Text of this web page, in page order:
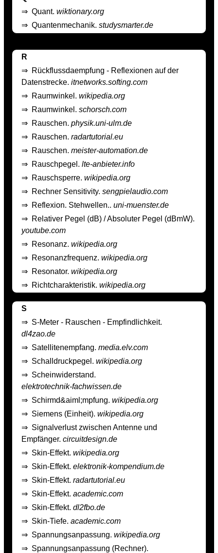
⇒ Quant. wiktionary.org
⇒ Quantenmechanik. studysmarter.de
R
⇒ Rückflussdaempfung - Reflexionen auf der
Datenstrecke. itnetworks.softing.com
⇒ Raumwinkel. wikipedia.org
⇒ Raumwinkel. schorsch.com
⇒ Rauschen. physik.uni-ulm.de
⇒ Rauschen. radartutorial.eu
⇒ Rauschen. meister-automation.de
⇒ Rauschpegel. lte-anbieter.info
⇒ Rauschsperre. wikipedia.org
⇒ Rechner Sensitivity. sengpielaudio.com
⇒ Reflexion. Stehwellen.. uni-muenster.de
⇒ Relativer Pegel (dB) / Absoluter Pegel (dBmW).
youtube.com
⇒ Resonanz. wikipedia.org
⇒ Resonanzfrequenz. wikipedia.org
⇒ Resonator. wikipedia.org
⇒ Richtcharakteristik. wikipedia.org
S
⇒ S-Meter - Rauschen - Empfindlichkeit.
dl4zao.de
⇒ Satellitenempfang. media.elv.com
⇒ Schalldruckpegel. wikipedia.org
⇒ Scheinwiderstand.
elektrotechnik-fachwissen.de
⇒ Schirmd&aiml;mpfung. wikipedia.org
⇒ Siemens (Einheit). wikipedia.org
⇒ Signalverlust zwischen Antenne und
Empfänger. circuitdesign.de
⇒ Skin-Effekt. wikipedia.org
⇒ Skin-Effekt. elektronik-kompendium.de
⇒ Skin-Effekt. radartutorial.eu
⇒ Skin-Effekt. academic.com
⇒ Skin-Effekt. dl2fbo.de
⇒ Skin-Tiefe. academic.com
⇒ Spannungsanpassung. wikipedia.org
⇒ Spannungsanpassung (Rechner).